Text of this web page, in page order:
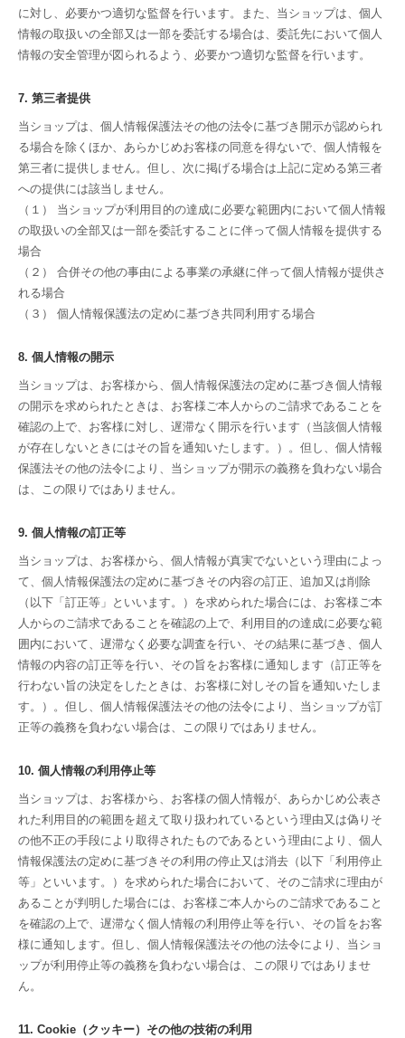
に対し、必要かつ適切な監督を行います。また、当ショップは、個人
情報の取扱いの全部又は一部を委託する場合は、委託先において個人
情報の安全管理が図られるよう、必要かつ適切な監督を行います。
7. 第三者提供
当ショップは、個人情報保護法その他の法令に基づき開示が認められ
る場合を除くほか、あらかじめお客様の同意を得ないで、個人情報を
第三者に提供しません。但し、次に掲げる場合は上記に定める第三者
への提供には該当しません。
（１） 当ショップが利用目的の達成に必要な範囲内において個人情報
の取扱いの全部又は一部を委託することに伴って個人情報を提供する
場合
（２） 合併その他の事由による事業の承継に伴って個人情報が提供さ
れる場合
（３） 個人情報保護法の定めに基づき共同利用する場合
8. 個人情報の開示
当ショップは、お客様から、個人情報保護法の定めに基づき個人情報
の開示を求められたときは、お客様ご本人からのご請求であることを
確認の上で、お客様に対し、遅滞なく開示を行います（当該個人情報
が存在しないときにはその旨を通知いたします。）。但し、個人情報
保護法その他の法令により、当ショップが開示の義務を負わない場合
は、この限りではありません。
9. 個人情報の訂正等
当ショップは、お客様から、個人情報が真実でないという理由によっ
て、個人情報保護法の定めに基づきその内容の訂正、追加又は削除
（以下「訂正等」といいます。）を求められた場合には、お客様ご本
人からのご請求であることを確認の上で、利用目的の達成に必要な範
囲内において、遅滞なく必要な調査を行い、その結果に基づき、個人
情報の内容の訂正等を行い、その旨をお客様に通知します（訂正等を
行わない旨の決定をしたときは、お客様に対しその旨を通知いたしま
す。）。但し、個人情報保護法その他の法令により、当ショップが訂
正等の義務を負わない場合は、この限りではありません。
10. 個人情報の利用停止等
当ショップは、お客様から、お客様の個人情報が、あらかじめ公表さ
れた利用目的の範囲を超えて取り扱われているという理由又は偽りそ
の他不正の手段により取得されたものであるという理由により、個人
情報保護法の定めに基づきその利用の停止又は消去（以下「利用停止
等」といいます。）を求められた場合において、そのご請求に理由が
あることが判明した場合には、お客様ご本人からのご請求であること
を確認の上で、遅滞なく個人情報の利用停止等を行い、その旨をお客
様に通知します。但し、個人情報保護法その他の法令により、当ショ
ップが利用停止等の義務を負わない場合は、この限りではありませ
ん。
11. Cookie（クッキー）その他の技術の利用